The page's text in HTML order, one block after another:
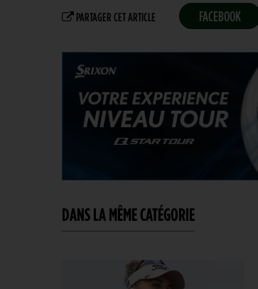
PARTAGER CET ARTICLE FACEBOOK
DANS LA MÊME CATÉGORIE